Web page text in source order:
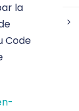
la
Code